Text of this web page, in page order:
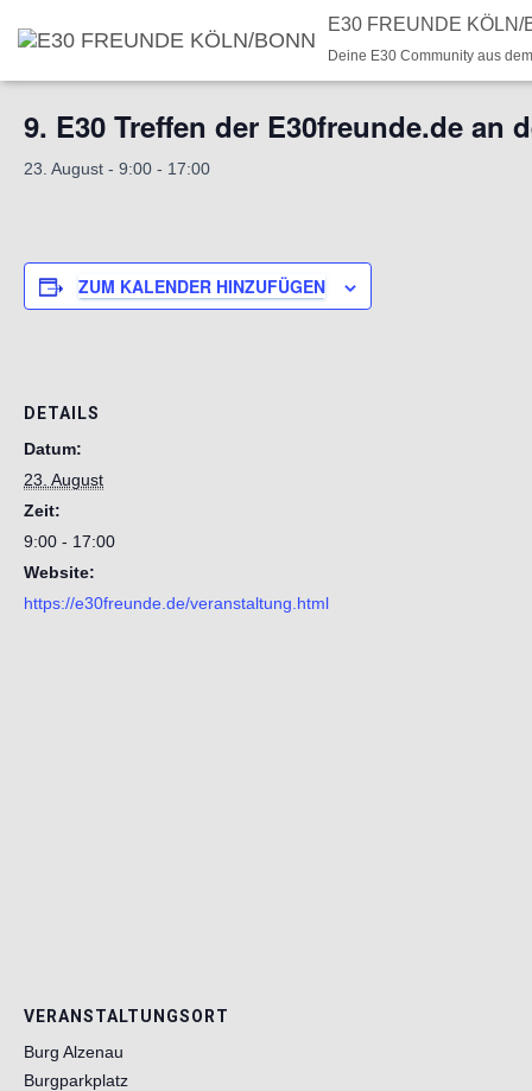
E30 FREUNDE KÖLN/
Deine E30 Community aus
9. E30 Treffen der E30freunde.de an
23. August - 9:00 - 17:00
ZUM KALENDER HINZUFÜGEN
DETAILS
Datum:
23. August
Zeit:
9:00 - 17:00
Website:
https://e30freunde.de/veranstaltung.html
VERANSTALTUNGSORT
Burg Alzenau
Burgparkplatz